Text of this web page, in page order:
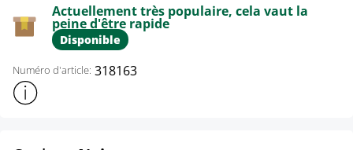
Actuellement très populaire, cela vaut la
peine d'être rapide
Disponible
Numéro d'article: 318163
Afficher plus d'informations sur le produit